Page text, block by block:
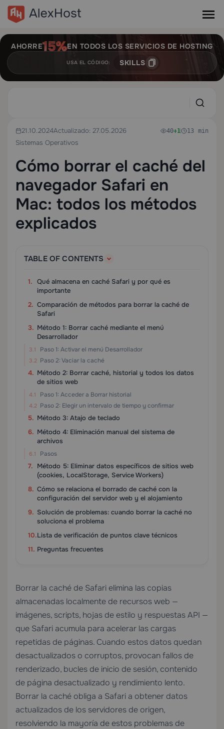
AHORRE EN TODOS LOS SERVICIOS DE HOSTING
USA EL CÓDIGO: SKILLS
21.10.2024Actualizado: 27.05.2026
Sistemas Operativos
40+1 13 min
Cómo borrar el caché del
navegador Safari en
Mac: todos los métodos
explicados
TABLE OF CONTENTS
Qué almacena en caché Safari y por qué es
importante
Comparación de métodos para borrar la caché de
Safari
Método 1: Borrar caché mediante el menú
Desarrollador
Paso 1: Activar el menú Desarrollador
Paso 2: Vaciar la caché
Método 2: Borrar caché, historial y todos los datos
de sitios web
Paso 1: Acceder a Borrar historial
Paso 2: Elegir un intervalo de tiempo y confirmar
Método 3: Atajo de teclado
Método 4: Eliminación manual del sistema de
archivos
Pasos
Método 5: Eliminar datos específicos de sitios web
(cookies, LocalStorage, Service Workers)
Cómo se relaciona el borrado de caché con la
configuración del servidor web y el alojamiento
Solución de problemas: cuando borrar la caché no
soluciona el problema
Lista de verificación de puntos clave técnicos
Preguntas frecuentes
Borrar la caché de Safari elimina las copias
almacenadas localmente de recursos web —
imágenes, scripts, hojas de estilo y respuestas API —
que Safari acumula para acelerar las cargas
repetidas de páginas. Cuando estos datos quedan
desactualizados o corruptos, provocan fallos de
renderizado, bucles de inicio de sesión, contenido
de página desactualizado y rendimiento lento.
Borrar la caché obliga a Safari a obtener datos
actualizados de los servidores de origen,
resolviendo la mayoría de estos problemas de